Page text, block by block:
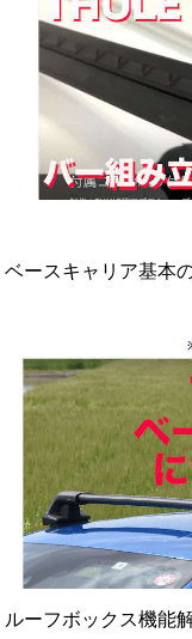
ベースキャリア基本
ルーフボックス機能